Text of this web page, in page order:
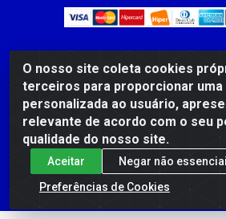
O nosso site coleta cookies
terceiros para proporcionar uma
personalizada ao usuário,
relevante de acordo com o seu
qualidade do nosso site.
Aceitar
Negar não
Preferências de Cookies
DIST DE PROD ALIM SÃO ROQUE
PROBAHIA, 501 - TOMBA - CIS,
- CEP: 44.092-400 - CNPJ